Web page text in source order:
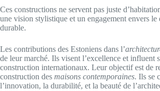
Ces constructions ne servent pas juste
une vision stylistique et un engagement envers le
durable.
Les contributions des Estoniens dans l’
de leur marché. Ils visent l’excellence et influent
construction internationaux. Leur objectif est de
construction des maisons contemporaines. Ils se
l’innovation, la durabilité, et la beauté de